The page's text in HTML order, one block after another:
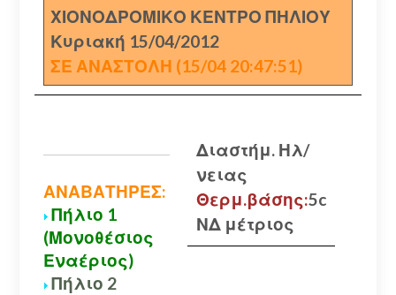
ΧΙΟΝΟΔΡΟΜΙΚΟ ΚΕΝΤΡΟ ΠΗΛΙΟΥ
Κυριακή 15/04/2012
ΣΕ ΑΝΑΣΤΟΛΗ (15/04 20:47:51)
ΑΝΑΒΑΤΗΡΕΣ:
Πήλιο 1
(Μονοθέσιος
Εναέριος)
Πήλιο 2
Διαστήμ. Ηλ/
νειας
Θερμ.βάσης:5c
ΝΔ μέτριος